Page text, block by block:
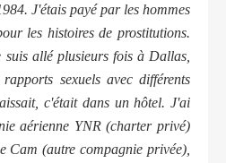
J'étais payé par les hommes
les histoires de prostitutions.
allé plusieurs fois à Dallas,
sexuels avec différents
c'était dans un hôtel. J'ai
aérienne YNR (charter privé)
Cam (autre compagnie privée),